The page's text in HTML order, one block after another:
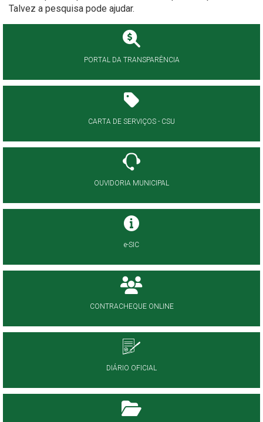
Talvez a pesquisa pode ajudar.
PORTAL DA TRANSPARÊNCIA
CARTA DE SERVIÇOS - CSU
OUVIDORIA MUNICIPAL
e-SIC
CONTRACHEQUE ONLINE
DIÁRIO OFICIAL